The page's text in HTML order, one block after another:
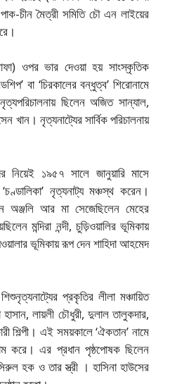
চীন মৈত্রী সমিতি চৌ এন লাইয়ের
ওপর ভার দেওয়া হয় সাংস্কৃতিক
বা ‘চিরকালের বন্ধুত্ব’ শিরোনামে
ছিলেন অজিত সান্যাল,
খান। নৃত্যনাট্যের সার্বিক পরিচালনায়
নিয়েই ১৯৫৭ সালে জানুয়ারি মাসে
নৃত্যনাট্য মঞ্চস্থ করেন।
অঞ্জলি আর মা সেজেছিলেন মেহের
মন্দিরা নন্দী, চুড়িওয়ালির ভূমিকায়
ভূমিকায় রূপ দেন শাহিদা আহমেদ
প্রকৃতির লীলা মঞ্চায়িত
লায়লী চৌধুরী, দুলাল তালুকদার,
শিল্পী। এই সময়কালে ‘ঐকতান’ নামে
করে। এর প্রধান পৃষ্ঠপোষক ছিলেন
হক ও তার স্ত্রী । হাসিনা হাউসের